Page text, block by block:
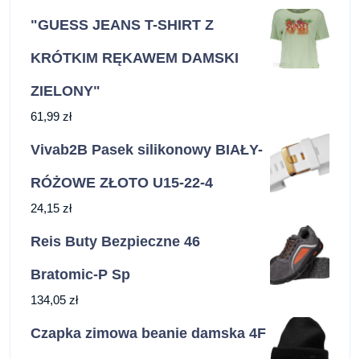
"GUESS JEANS T-SHIRT Z
KRÓTKIM RĘKAWEM DAMSKI
ZIELONY"
61,99 zł
Vivab2B Pasek silikonowy BIAŁY-
RÓŻOWE ZŁOTO U15-22-4
24,15 zł
Reis Buty Bezpieczne 46
Bratomic-P Sp
134,05 zł
Czapka zimowa beanie damska 4F